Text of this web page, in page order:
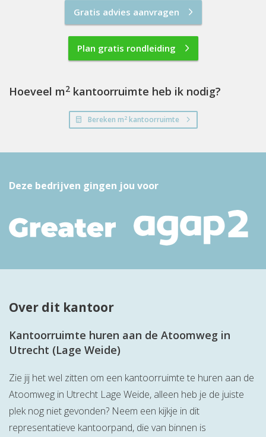
Gratis advies aanvragen
Plan gratis rondleiding
Hoeveel m2 kantoorruimte heb ik nodig?
Bereken m2kantoorruimte
Deze bedrijven gingen jou voor
Over dit kantoor
Kantoorruimte huren aan de Atoomweg in
Utrecht (Lage Weide)
Zie jij het wel zitten om een kantoorruimte te huren aan de
Atoomweg in Utrecht Lage Weide, alleen heb je de juiste
plek nog niet gevonden? Neem een kijkje in dit
representatieve kantoorpand, die van binnen is